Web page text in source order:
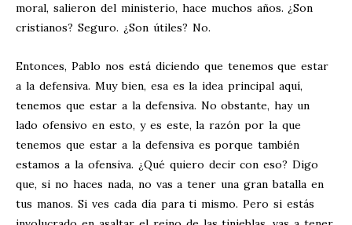
moral, salieron del ministerio, hace muchos años. ¿Son
cristianos? Seguro. ¿Son útiles? No.
Entonces, Pablo nos está diciendo que tenemos que estar
a la defensiva. Muy bien, esa es la idea principal aquí,
tenemos que estar a la defensiva. No obstante, hay un
lado ofensivo en esto, y es este, la razón por la que
tenemos que estar a la defensiva es porque también
estamos a la ofensiva. ¿Qué quiero decir con eso? Digo
que, si no haces nada, no vas a tener una gran batalla en
tus manos. Si ves cada día para ti mismo. Pero si estás